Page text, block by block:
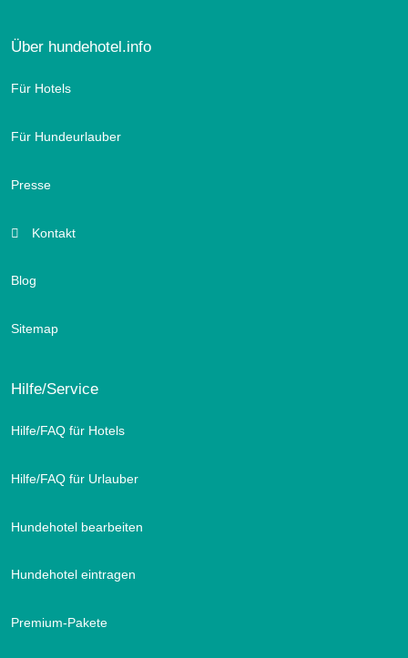
Über hundehotel.info
Für Hotels
Für Hundeurlauber
Presse
Kontakt
Blog
Sitemap
Hilfe/Service
Hilfe/FAQ für Hotels
Hilfe/FAQ für Urlauber
Hundehotel bearbeiten
Hundehotel eintragen
Premium-Pakete